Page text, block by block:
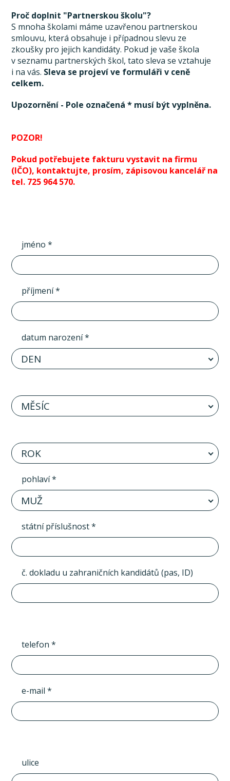
Proč doplnit "Partnerskou školu"?
S mnoha školami máme uzavřenou partnerskou
smlouvu, která obsahuje i případnou slevu ze
zkoušky pro jejich kandidáty. Pokud je vaše škola
v seznamu partnerských škol, tato sleva se vztahuje
i na vás. Sleva se projeví ve formuláři v ceně
celkem.
Upozornění - Pole označená * musí být vyplněna.
POZOR!
Pokud potřebujete fakturu vystavit na firmu
(IČO), kontaktujte, prosím, zápisovou kancelář na
tel. 725 964 570.
jméno *
příjmení *
datum narození *
DEN
MĚSÍC
ROK
pohlaví *
MUŽ
státní příslušnost *
č. dokladu u zahraničních kandidátů (pas, ID)
telefon *
e-mail *
ulice